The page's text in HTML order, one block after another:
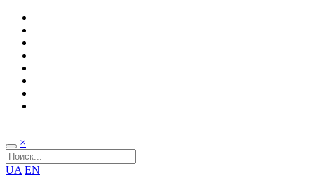
×
UA EN